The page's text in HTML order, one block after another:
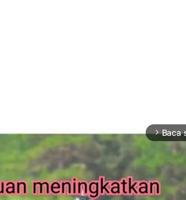
arrow_forward_ios Baca